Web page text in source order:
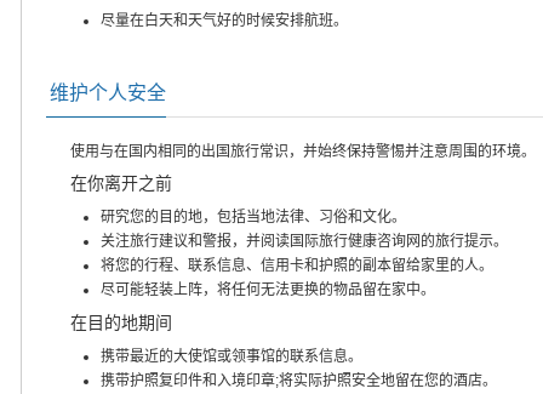
尽量在白天和天气好的时候安排航班。
维护个人安全
使用与在国内相同的出国旅行常识，并始终保持警惕并注意周围的环境。
在你离开之前
研究您的目的地，包括当地法律、习俗和文化。
关注旅行建议和警报，并阅读国际旅行健康咨询网的旅行提示。
将您的行程、联系信息、信用卡和护照的副本留给家里的人。
尽可能轻装上阵，将任何无法更换的物品留在家中。
在目的地期间
携带最近的大使馆或领事馆的联系信息。
携带护照复印件和入境印章;将实际护照安全地留在您的酒店。